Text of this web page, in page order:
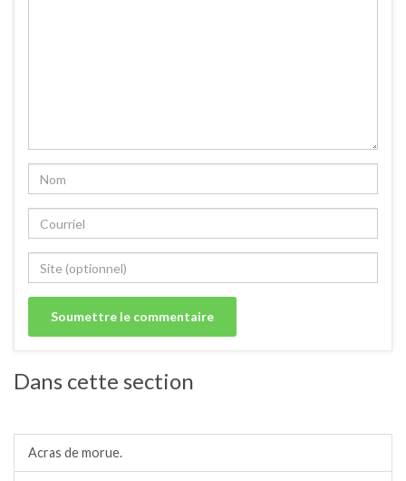
Dans cette section
Acras de morue.